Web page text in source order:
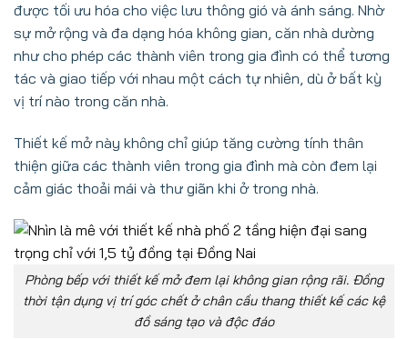
được tối ưu hóa cho việc lưu thông gió và ánh sáng. Nhờ
sự mở rộng và đa dạng hóa không gian, căn nhà dường
như cho phép các thành viên trong gia đình có thể tương
tác và giao tiếp với nhau một cách tự nhiên, dù ở bất kỳ
vị trí nào trong căn nhà.
Thiết kế mở này không chỉ giúp tăng cường tính thân
thiện giữa các thành viên trong gia đình mà còn đem lại
cảm giác thoải mái và thư giãn khi ở trong nhà.
Phòng bếp với thiết kế mở đem lại không gian rộng rãi. Đồng
thời tận dụng vị trí góc chết ở chân cầu thang thiết kế các kệ
đồ sáng tạo và độc đáo